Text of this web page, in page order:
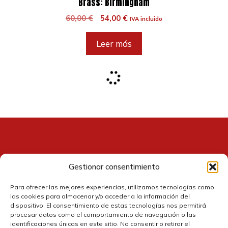
Gestionar consentimiento
Para ofrecer las mejores experiencias, utilizamos tecnologías como
las cookies para almacenar y/o acceder a la información del
dispositivo. El consentimiento de estas tecnologías nos permitirá
procesar datos como el comportamiento de navegación o las
identificaciones únicas en este sitio. No consentir o retirar el
60,00€
El
original
era:
54,00 €El
es:
IVA incluido
Leer más
45,00€
El
40,50€ElIVA incluido
La Famiglia
80,00€
El
72,00€ElIVA incluido